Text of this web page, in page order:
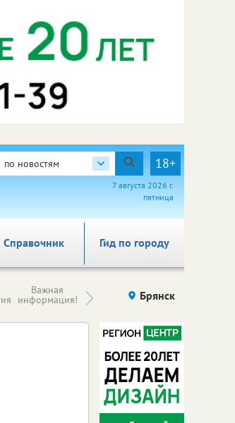
по новостям 18+
7 августа 2026 г.
пятница
Справочник Гид по городу
Важная
информация! Происшествия Здоровье
Брянск